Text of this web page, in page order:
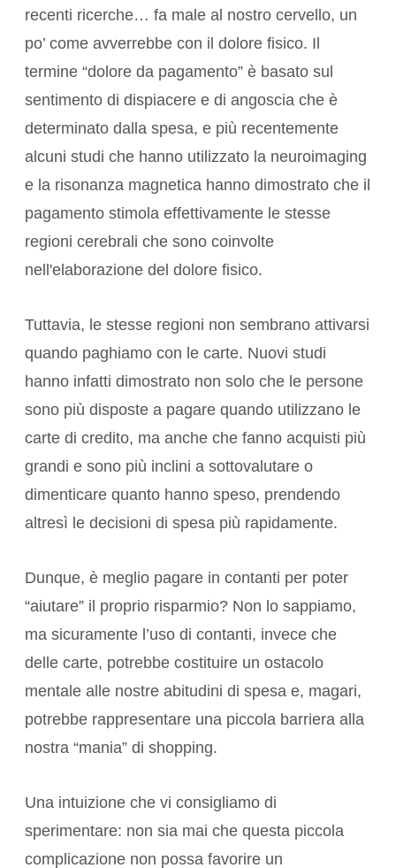
recenti ricerche… fa male al nostro cervello, un
po’ come avverrebbe con il dolore fisico. Il
termine “dolore da pagamento” è basato sul
sentimento di dispiacere e di angoscia che è
determinato dalla spesa, e più recentemente
alcuni studi che hanno utilizzato la neuroimaging
e la risonanza magnetica hanno dimostrato che il
pagamento stimola effettivamente le stesse
regioni cerebrali che sono coinvolte
nell'elaborazione del dolore fisico.
Tuttavia, le stesse regioni non sembrano attivarsi
quando paghiamo con le carte. Nuovi studi
hanno infatti dimostrato non solo che le persone
sono più disposte a pagare quando utilizzano le
carte di credito, ma anche che fanno acquisti più
grandi e sono più inclini a sottovalutare o
dimenticare quanto hanno speso, prendendo
altresì le decisioni di spesa più rapidamente.
Dunque, è meglio pagare in contanti per poter
“aiutare” il proprio risparmio? Non lo sappiamo,
ma sicuramente l’uso di contanti, invece che
delle carte, potrebbe costituire un ostacolo
mentale alle nostre abitudini di spesa e, magari,
potrebbe rappresentare una piccola barriera alla
nostra “mania” di shopping.
Una intuizione che vi consigliamo di
sperimentare: non sia mai che questa piccola
complicazione non possa favorire un